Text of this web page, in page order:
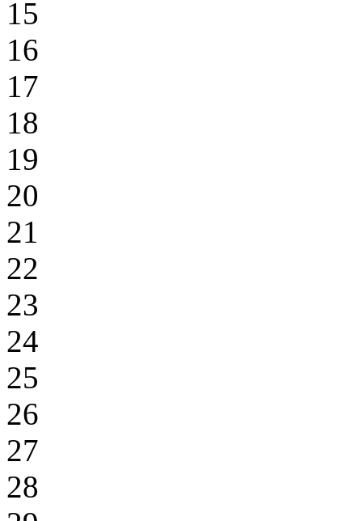
15
16
17
18
19
20
21
22
23
24
25
26
27
28